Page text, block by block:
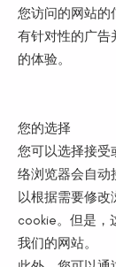
您访问的网站的
有针对性的广告
的体验。
您的选择
您可以选择接受
络浏览器会自动
以根据需要修改
cookie。但是，
我们的网站。